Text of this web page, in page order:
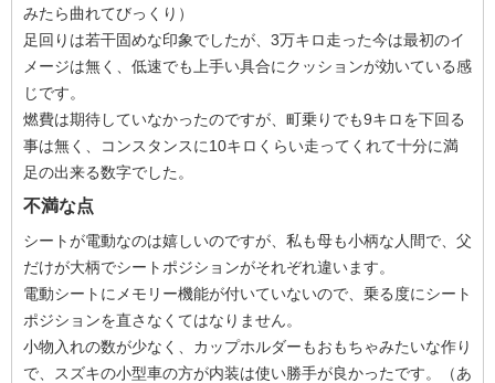
みたら曲れてびっくり）
足回りは若干固めな印象でしたが、3万キロ走った今は最初のイ
メージは無く、低速でも上手い具合にクッションが効いている感
じです。
燃費は期待していなかったのですが、町乗りでも9キロを下回る
事は無く、コンスタンスに10キロくらい走ってくれて十分に満
足の出来る数字でした。
不満な点
シートが電動なのは嬉しいのですが、私も母も小柄な人間で、父
だけが大柄でシートポジションがそれぞれ違います。
電動シートにメモリー機能が付いていないので、乗る度にシート
ポジションを直さなくてはなりません。
小物入れの数が少なく、カップホルダーもおもちゃみたいな作り
で、スズキの小型車の方が内装は使い勝手が良かったです。（あ